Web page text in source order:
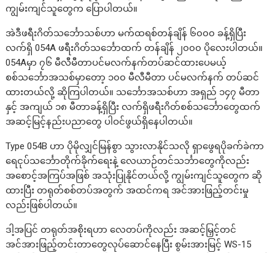
ကျွမ်းကျင်သူတွေက ပြောပါတယ်။
အဲဒီဖရီးဂိတ်သင်္ဘောသစ်ဟာ မက်ထရစ်တန်ချိန် ၆၀၀၀ ခန့်ရှိပြီး
လက်ရှိ 054A ဖရီးဂိတ်သင်္ဘောထက် တန်ချိန် ၂၀၀၀ ပိုလေးပါတယ်။
054Aမှာ ၇၆ မီလီမီတာပင်မလက်နက်တပ်ဆင်ထားပေမယ့်
စစ်သင်္ဘောအသစ်မှာတော့ ၁၀၀ မီလီမီတာ ပင်မလက်နက် တပ်ဆင်
ထားတယ်လို့ ဆိုကြပါတယ်။ သင်္ဘောအသစ်ဟာ အရှည် ၁၄၇ မီတာ
နှင့် အကျယ် ၁၈ မီတာခန့်ရှိပြီး လက်ရှိဖရီးဂိတ်စစ်သင်္ဘောတွေထက်
အဆင့်မြင့်နည်းပညာတွေ ပါဝင်ဖွယ်ရှိနေပါတယ်။
Type 054B ဟာ ပိုမိုလျှင်မြန်စွာ သွားလာနိုင်သလို ရှာဖွေရပိုခက်ခဲကာ
ရေငုပ်သင်္ဘောတိုက်ခိုက်ရေးနဲ့ လေယာဉ်တင်သင်္ဘာတွေကိုလည်း
အစောင့်အကြပ်အဖြစ် အသုံးပြုနိုင်တယ်လို့ ကျွမ်းကျင်သူတွေက ဆို
ထားပြီး တရုတ်စစ်တပ်အတွက် အထင်ကရ အင်အားဖြည့်တင်းမှု
လည်းဖြစ်ပါတယ်။
ဒါ့အပြင် တရုတ်အစိုးရဟာ လေတပ်ကိုလည်း အဆင့်မြှင့်တင်
အင်အားဖြည့်တင်းတာတွေလုပ်ဆောင်နေပြီး စွမ်းအားမြင့် WS-15